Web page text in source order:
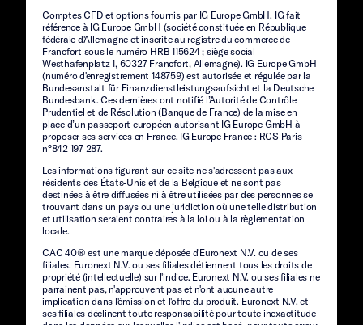
Comptes CFD et options fournis par IG Europe GmbH. IG fait
référence à IG Europe GmbH (société constituée en République
fédérale d'Allemagne et inscrite au registre du commerce de
Francfort sous le numéro HRB 115624 ; siège social
Westhafenplatz 1, 60327 Francfort, Allemagne). IG Europe GmbH
(numéro d'enregistrement 148759) est autorisée et régulée par la
Bundesanstalt für Finanzdienstleistungsaufsicht et la Deutsche
Bundesbank. Ces dernières ont notifié l’Autorité de Contrôle
Prudentiel et de Résolution (Banque de France) de la mise en
place d’un passeport européen autorisant IG Europe GmbH à
proposer ses services en France. IG Europe France : RCS Paris
n°842 197 287.
Les informations figurant sur ce site ne s'adressent pas aux
résidents des États-Unis et de la Belgique et ne sont pas
destinées à être diffusées ni à être utilisées par des personnes se
trouvant dans un pays ou une juridiction où une telle distribution
et utilisation seraient contraires à la loi ou à la règlementation
locale.
CAC 40® est une marque déposée d'Euronext N.V. ou de ses
filiales. Euronext N.V. ou ses filiales détiennent tous les droits de
propriété (intellectuelle) sur l'indice. Euronext N.V. ou ses filiales ne
parrainent pas, n'approuvent pas et n'ont aucune autre
implication dans l'émission et l'offre du produit. Euronext N.V. et
ses filiales déclinent toute responsabilité pour toute inexactitude